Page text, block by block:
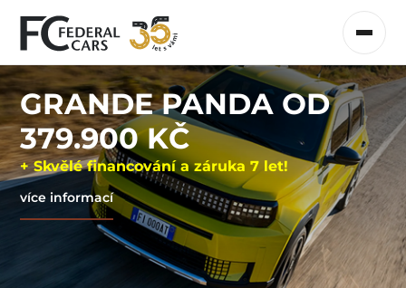
GRANDE PANDA OD
379.900 KČ
+ Skvělé financování a záruka 7 let!
více informací